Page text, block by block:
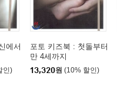
에서
인)
포토 키즈북 : 첫돌부터
만 4세까지
13,320원 (10% 할인)